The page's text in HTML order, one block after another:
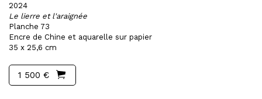
2024
Le lierre et l'araignée
Planche 73
Encre de Chine et aquarelle sur papier
35 x 25,6 cm
1 500 €